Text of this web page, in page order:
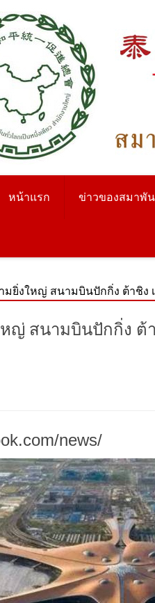
หน้าแรก ข่าวของสมาพั
มยิ่งใหญ่ สนามบินปักกิ่ง ต้าชิง
ญ่ สนามบินปักกิ่ง ต้
news/